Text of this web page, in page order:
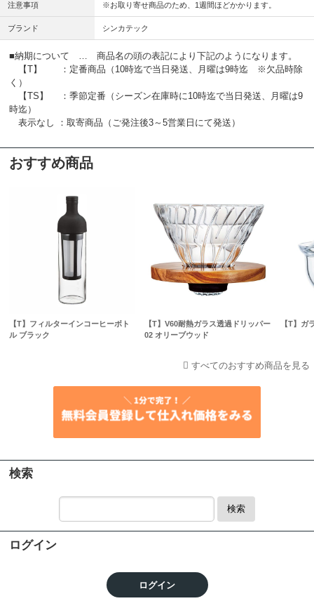
注意事項 ※お取り寄せ商品のため、1週間ほどかかります。
ブランド シンカテック
■納期について … 商品名の頭の表記により下記のようになります。
【T】 ：定番商品（10時迄で当日発送、月曜は9時迄 ※欠品時除
く）
【TS】 ：季節定番（シーズン在庫時に10時迄で当日発送、月曜は9
時迄）
表示なし ：取寄商品（ご発注後3～5営業日にて発送）
おすすめ商品
【T】フィルターインコーヒーボト
ル ブラック
【T】V60耐熱ガラス透過ドリッパー
02 オリーブウッド
【T】ガ
すべてのおすすめ商品を見る
検索
検索
ログイン
ログイン